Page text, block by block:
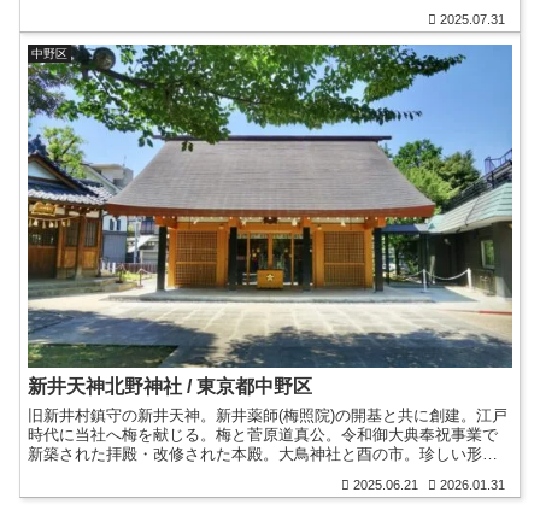
2025.07.31
中野区
新井天神北野神社 / 東京都中野区
旧新井村鎮守の新井天神。新井薬師(梅照院)の開基と共に創建。江戸
時代に当社へ梅を献じる。梅と菅原道真公。令和御大典奉祝事業で
新築された拝殿・改修された本殿。大鳥神社と酉の市。珍しい形の
2025.06.21 2026.01.31